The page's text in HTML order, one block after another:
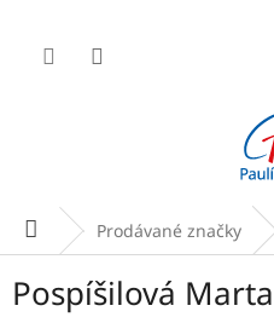
obsah
Domů Prodávané značky
Pospíšilová Marta